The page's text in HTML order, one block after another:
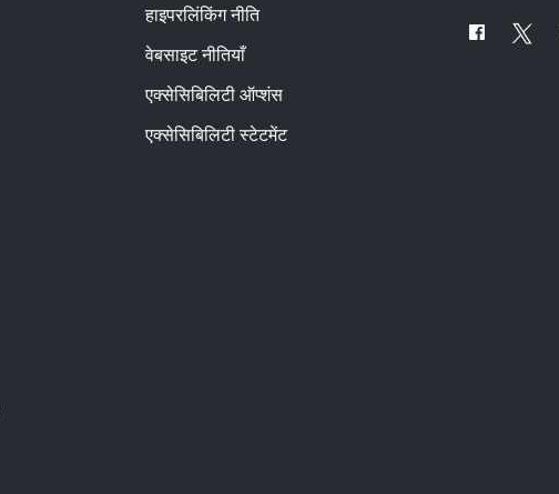
हाइपरलिंकिंग नीति
वेबसाइट नीतियाँ
एक्सेसिबिलिटी ऑप्शंस
एक्सेसिबिलिटी स्टेटमेंट